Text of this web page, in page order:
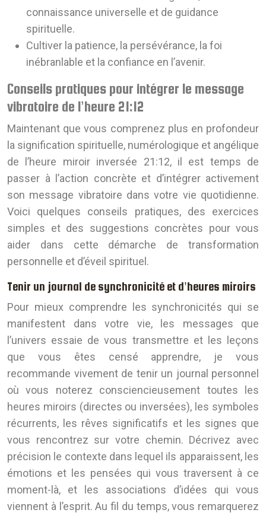
connaissance universelle et de guidance
spirituelle.
Cultiver la patience, la persévérance, la foi
inébranlable et la confiance en l’avenir.
Conseils pratiques pour intégrer le message
vibratoire de l’heure 21:12
Maintenant que vous comprenez plus en profondeur
la signification spirituelle, numérologique et angélique
de l’heure miroir inversée 21:12, il est temps de
passer à l’action concrète et d’intégrer activement
son message vibratoire dans votre vie quotidienne.
Voici quelques conseils pratiques, des exercices
simples et des suggestions concrètes pour vous
aider dans cette démarche de transformation
personnelle et d’éveil spirituel.
Tenir un journal de synchronicité et d’heures miroirs
Pour mieux comprendre les synchronicités qui se
manifestent dans votre vie, les messages que
l’univers essaie de vous transmettre et les leçons
que vous êtes censé apprendre, je vous
recommande vivement de tenir un journal personnel
où vous noterez consciencieusement toutes les
heures miroirs (directes ou inversées), les symboles
récurrents, les rêves significatifs et les signes que
vous rencontrez sur votre chemin. Décrivez avec
précision le contexte dans lequel ils apparaissent, les
émotions et les pensées qui vous traversent à ce
moment-là, et les associations d’idées qui vous
viennent à l’esprit. Au fil du temps, vous remarquerez